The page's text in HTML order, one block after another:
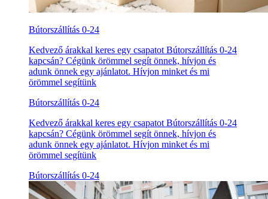
Bútorszállítás 0-24
Kedvező árakkal keres egy csapatot Bútorszállítás 0-24
kapcsán? Cégünk örömmel segít önnek, hívjon és
adunk önnek egy ajánlatot. Hívjon minket és mi
örömmel segítünk
Bútorszállítás 0-24
Kedvező árakkal keres egy csapatot Bútorszállítás 0-24
kapcsán? Cégünk örömmel segít önnek, hívjon és
adunk önnek egy ajánlatot. Hívjon minket és mi
örömmel segítünk
Bútorszállítás 0-24